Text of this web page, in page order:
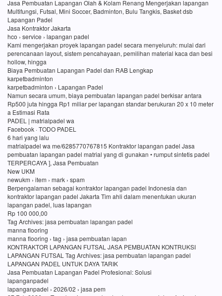
Jasa Pembuatan Lapangan Olah & Kolam Renang Mengerjakan lapangan
Multifungsi, Futsal, Mini Soccer, Badminton, Bulu Tangkis, Basket dsb
Lapangan Padel
Jasa Kontraktor Jakarta
hco › service › lapangan padel
Kami mengerjakan proyek lapangan padel secara menyeluruh: mulai dari
perencanaan layout, sistem pencahayaan, pemilihan material kaca dan besi
hollow, hingga
Biaya Pembuatan Lapangan Padel dan RAB Lengkap
karpetbadminton
karpetbadminton › Lapangan Padel
Namun secara umum, biaya pembuatan lapangan padel berkisar antara
Rp500 juta hingga Rp1 miliar per lapangan standar berukuran 20 x 10 meter
a Estimasi Rata
PADEL | matrialpadel wa
Facebook · TODO PADEL
6 hari yang lalu
matrialpadel wa me/6285770767815 Kontraktor lapangan padel Jasa
pembuatan lapangan padel matrial yang di gunakan • rumput sintetis padel
TERPERCAYA ], Jasa Pembuatan
New UKM
newukm › item › mark › spam
Berpengalaman sebagai kontraktor lapangan padel Indonesia dan
kontraktor lapangan padel Jakarta Tim ahli dalam menentukan ukuran
lapangan padel, luas lapangan
Rp 100 000,00
Tag Archives: jasa pembuatan lapangan padel
manna flooring
manna flooring › tag › jasa pembuatan lapan
KONTRAKTOR LAPANGAN FUTSAL JASA PEMBUATAN KONTRUKSI
LAPANGAN FUTSAL Tag Archives: jasa pembuatan lapangan padel
LAPANGAN PADEL UNTUK DAYA TARIK
Jasa Pembuatan Lapangan Padel Profesional: Solusi
lapanganpadel
lapanganpadel › 2026/02 › jasa pem